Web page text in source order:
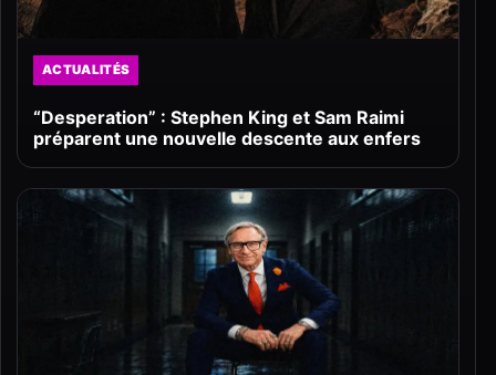
ACTUALITÉS
“Desperation” : Stephen King et Sam Raimi
préparent une nouvelle descente aux enfers